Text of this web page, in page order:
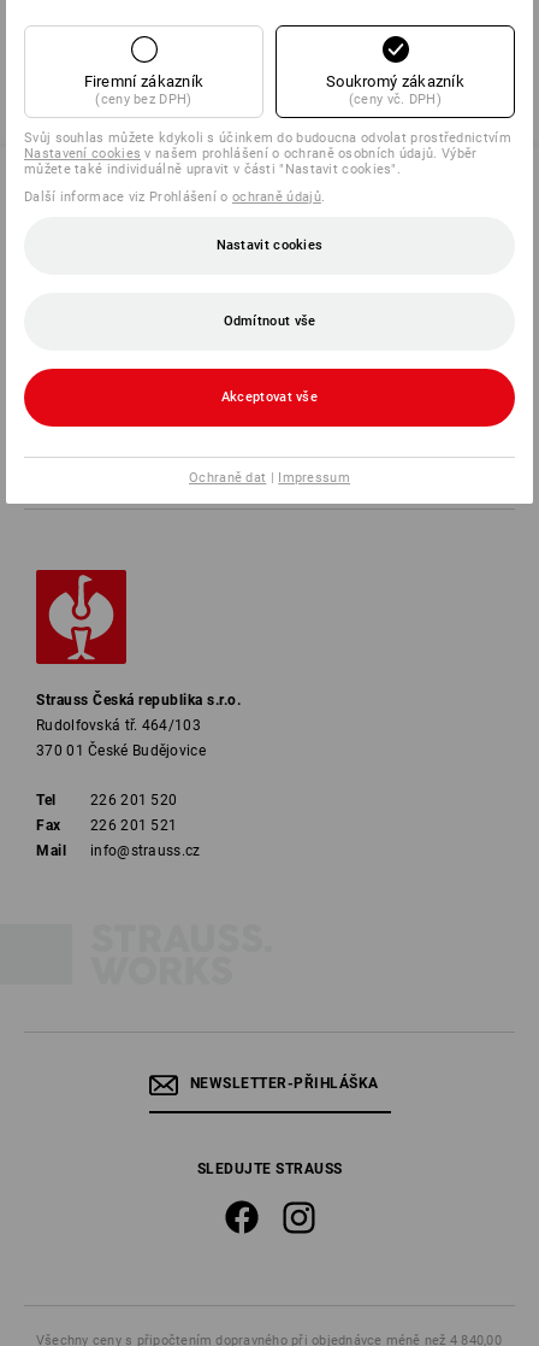
SPOLEČNOSTI
INFORMACE
Strauss Česká republika s.r.o.
Rudolfovská tř. 464/103
370 01 České Budějovice
Tel
226 201 520
Fax
226 201 521
Mail
info@strauss.cz
NEWSLETTER-PŘIHLÁŠKA
SLEDUJTE STRAUSS
Všechny ceny s připočtením dopravnéhopři objednávce méně než 4 840,00
Firemní zákazník
(ceny bez DPH)
Soukromý zákazník
(ceny vč. DPH)
Svůj souhlas můžete kdykoli s účinkem do budoucna odvolat prostřednictvím
Nastavení cookies v našem prohlášení o ochraně osobních údajů. Výběr
můžete také individuálně upravit v části "Nastavit cookies".
Další informace viz Prohlášení o ochraně údajů.
Nastavit cookies
Odmítnout vše
Akceptovat vše
Ochraně dat | Impressum